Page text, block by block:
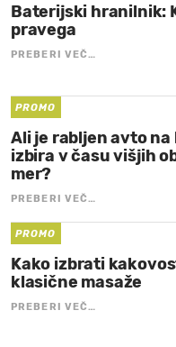
Baterijski hranilnik:
pravega
PREBERI VEČ…
PROMO
Ali je rabljen avto na
izbira v času višjih
mer?
PREBERI VEČ…
PROMO
Kako izbrati
klasične masaže
PREBERI VEČ…